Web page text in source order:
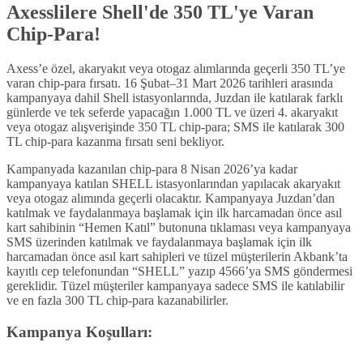
Axesslilere Shell'de 350 TL'ye Varan
Chip-Para!
Axess’e özel, akaryakıt veya otogaz alımlarında geçerli 350 TL’ye
varan chip-para fırsatı. 16 Şubat–31 Mart 2026 tarihleri arasında
kampanyaya dahil Shell istasyonlarında, Juzdan ile katılarak farklı
günlerde ve tek seferde yapacağın 1.000 TL ve üzeri 4. akaryakıt
veya otogaz alışverişinde 350 TL chip-para; SMS ile katılarak 300
TL chip-para kazanma fırsatı seni bekliyor.
Kampanyada kazanılan chip-para 8 Nisan 2026’ya kadar
kampanyaya katılan SHELL istasyonlarından yapılacak akaryakıt
veya otogaz alımında geçerli olacaktır. Kampanyaya Juzdan’dan
katılmak ve faydalanmaya başlamak için ilk harcamadan önce asıl
kart sahibinin “Hemen Katıl” butonuna tıklaması veya kampanyaya
SMS üzerinden katılmak ve faydalanmaya başlamak için ilk
harcamadan önce asıl kart sahipleri ve tüzel müşterilerin Akbank’ta
kayıtlı cep telefonundan “SHELL” yazıp 4566’ya SMS göndermesi
gereklidir. Tüzel müşteriler kampanyaya sadece SMS ile katılabilir
ve en fazla 300 TL chip-para kazanabilirler.
Kampanya Koşulları: